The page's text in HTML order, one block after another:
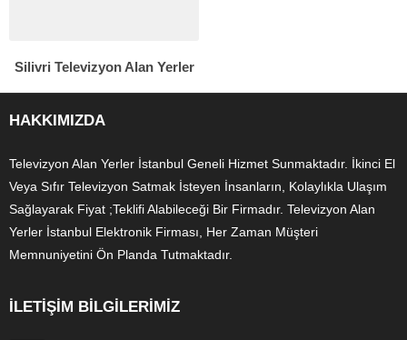
Silivri Televizyon Alan Yerler
HAKKIMIZDA
Televizyon Alan Yerler İstanbul Geneli Hizmet Sunmaktadır. İkinci El
Veya Sıfır Televizyon Satmak İsteyen İnsanların, Kolaylıkla Ulaşım
Sağlayarak Fiyat ;Teklifi Alabileceği Bir Firmadır. Televizyon Alan
Yerler İstanbul Elektronik Firması, Her Zaman Müşteri
Memnuniyetini Ön Planda Tutmaktadır.
İLETİŞİM BİLGİLERİMİZ